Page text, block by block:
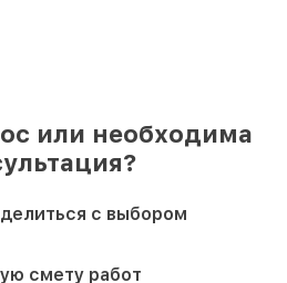
или необходима
с выбором
смету работ